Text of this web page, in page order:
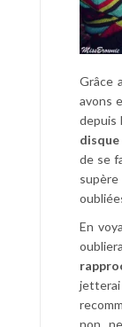
Grâce
avons
depuis
de se
En
non,